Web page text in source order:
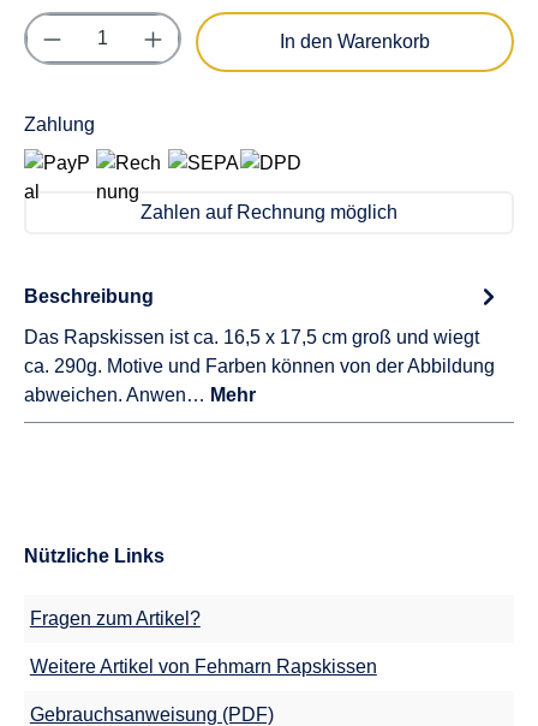
Produkt Anzahl: Gib den gewünschten
In den Warenkorb
Zahlung
Zahlen auf Rechnung möglich
Beschreibung
Das Rapskissen ist ca. 16,5 x 17,5 cm groß und wiegt
ca. 290g. Motive und Farben können von der Abbildung
abweichen. Anwen… Mehr
Nützliche Links
Fragen zum Artikel?
Weitere Artikel von Fehmarn Rapskissen
Gebrauchsanweisung (PDF)